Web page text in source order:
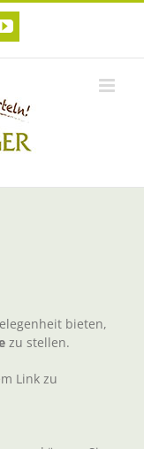
YouTube
bieten,
zu stellen.
Link zu